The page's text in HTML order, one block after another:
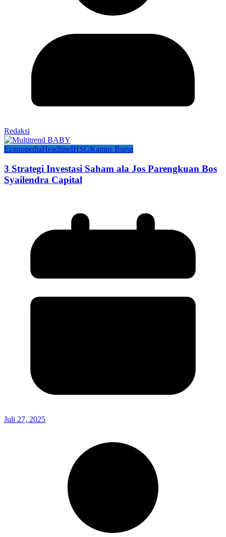
Redaksi
EconopediaHeadlineIHSGKamus Bursa
3 Strategi Investasi Saham ala Jos Parengkuan Bos
Syailendra Capital
Juli 27, 2025